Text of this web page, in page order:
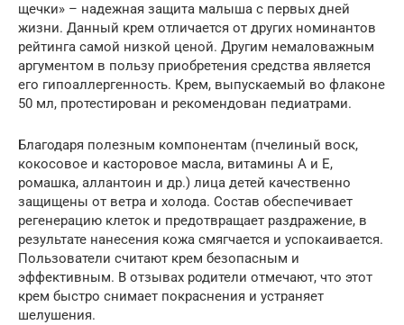
щечки» – надежная защита малыша с первых дней
жизни. Данный крем отличается от других номинантов
рейтинга самой низкой ценой. Другим немаловажным
аргументом в пользу приобретения средства является
его гипоаллергенность. Крем, выпускаемый во флаконе
50 мл, протестирован и рекомендован педиатрами.
Благодаря полезным компонентам (пчелиный воск,
кокосовое и касторовое масла, витамины А и Е,
ромашка, аллантоин и др.) лица детей качественно
защищены от ветра и холода. Состав обеспечивает
регенерацию клеток и предотвращает раздражение, в
результате нанесения кожа смягчается и успокаивается.
Пользователи считают крем безопасным и
эффективным. В отзывах родители отмечают, что этот
крем быстро снимает покраснения и устраняет
шелушения.